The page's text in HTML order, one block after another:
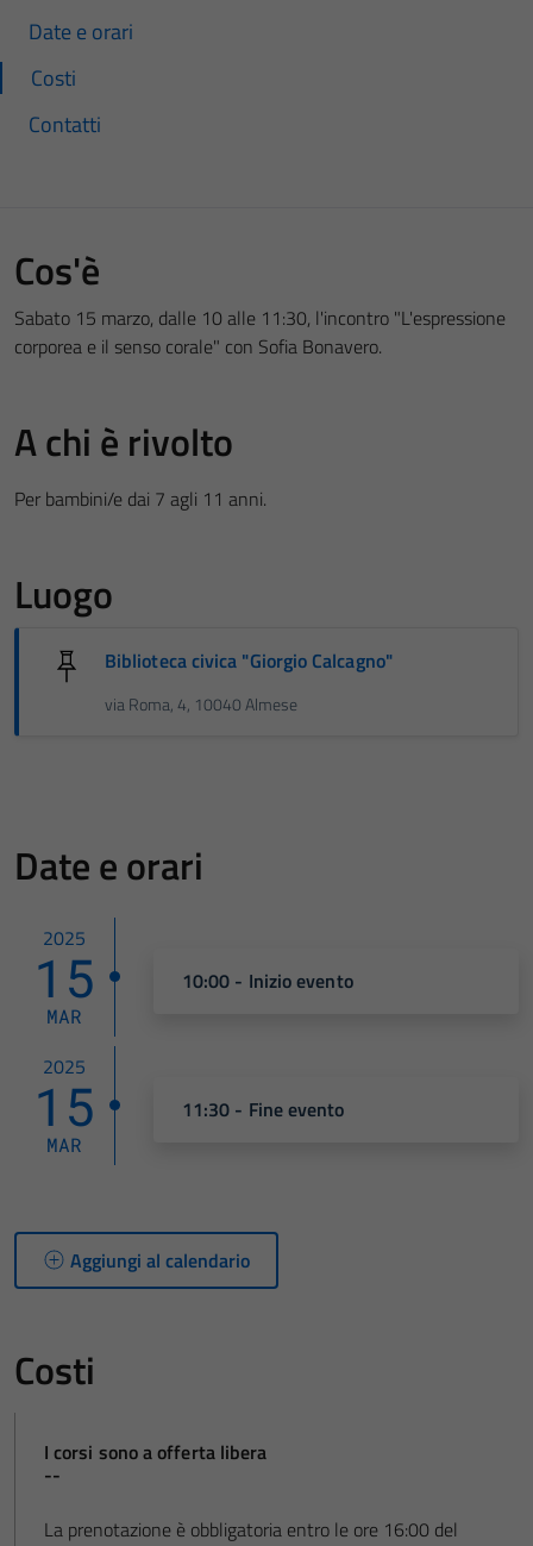
Date e orari
Costi
Contatti
Cos'è
Sabato 15 marzo, dalle 10 alle 11:30, l'incontro "L'espressione
corporea e il senso corale" con Sofia Bonavero.
A chi è rivolto
Per bambini/e dai 7 agli 11 anni.
Luogo
Biblioteca civica "Giorgio Calcagno"
via Roma, 4, 10040 Almese
Date e orari
2025
15
MAR
10:00 - Inizio evento
2025
15
MAR
11:30 - Fine evento
Aggiungi al calendario
Costi
I corsi sono a offerta libera
--
La prenotazione è obbligatoria entro le ore 16:00 del